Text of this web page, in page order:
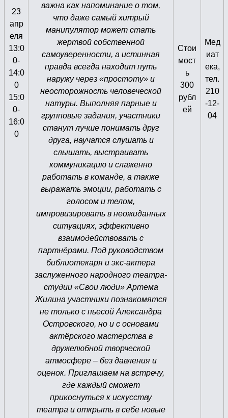
23
апр
еля
13:0
0-
14:0
0
15:0
0-
16:0
0
важна как напоминание о том,
что даже самый хитрый
манипулятор может стать
жертвой собственной
самоуверенности, а истинная
правда всегда находит путь
наружу через «простоту» и
неосторожность человеческой
натуры. Выполняя парные и
групповые задания, участники
станут лучше понимать друг
друга, научатся слушать и
слышать, выстраивать
коммуникацию и слаженно
работать в команде, а также
выражать эмоции, работать с
голосом и телом,
импровизировать в неожиданных
ситуациях, эффективно
взаимодействовать с
партнёрами. Под руководством
библиотекаря и экс-актера
заслуженного народного театра-
студии «Свои люди» Артема
Жилина участники познакомятся
не только с пьесой Александра
Островского, но и с основами
актёрского мастерства в
дружелюбной творческой
атмосфере – без давления и
оценок. Приглашаем на встречу,
где каждый сможет
прикоснуться к искусству
театра и открыть в себе новые
Стои
мост
ь
300
рубл
ей
Мед
иат
ека,
тел.
210
-12-
04